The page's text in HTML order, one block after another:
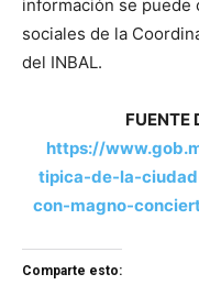
información se puede
sociales de la
del INBAL.
FUENTE
https://
tipica-de-la-
con-magno-
Comparte esto: